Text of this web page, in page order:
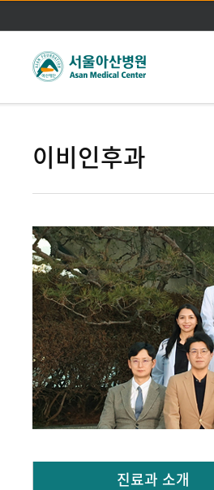
본문바로가기
이비인후과
진료과 소개